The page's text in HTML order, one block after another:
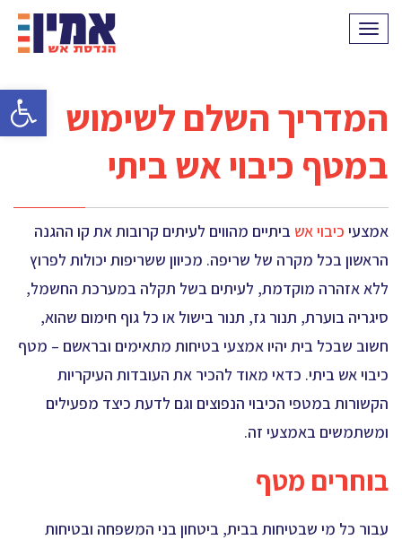
תפריט
המדריך השלם לשימוש
במטף כיבוי אש ביתי
אמצעי כיבוי אש ביתיים מהווים לעיתים קרובות את קו ההגנה
הראשון בכל מקרה של שריפה. מכיוון ששריפות יכולות לפרוץ
ללא אזהרה מוקדמת, לעיתים בשל תקלה במערכת החשמל,
סיגריה בוערת, תנור גז, תנור בישול או כל גוף חימום שהוא,
חשוב שבכל בית יהיו אמצעי בטיחות מתאימים ובראשם – מטף
כיבוי אש ביתי. כדאי מאוד להכיר את העובדות העיקריות
הקשורות במטפי הכיבוי הנפוצים וגם לדעת כיצד מפעילים
ומשתמשים באמצעי זה.
בוחרים מטף
עבור כל מי שבטיחות בבית, ביטחון בני המשפחה ובטיחות
פתח